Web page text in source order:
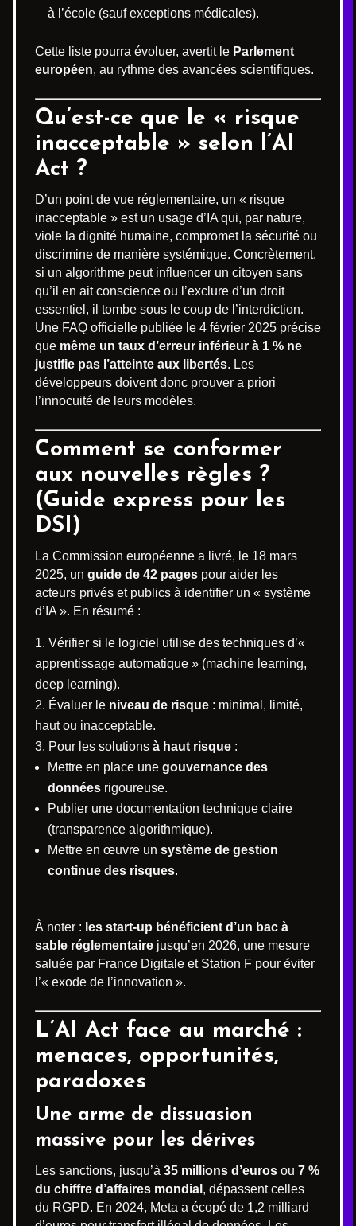
à l’école (sauf exceptions médicales).
Cette liste pourra évoluer, avertit le Parlement
européen, au rythme des avancées scientifiques.
Qu’est-ce que le « risque
inacceptable » selon l’AI
Act ?
D’un point de vue réglementaire, un « risque
inacceptable » est un usage d’IA qui, par nature,
viole la dignité humaine, compromet la sécurité ou
discrimine de manière systémique. Concrètement,
si un algorithme peut influencer un citoyen sans
qu’il en ait conscience ou l’exclure d’un droit
essentiel, il tombe sous le coup de l’interdiction.
Une FAQ officielle publiée le 4 février 2025 précise
que même un taux d’erreur inférieur à 1 % ne
justifie pas l’atteinte aux libertés. Les
développeurs doivent donc prouver a priori
l’innocuité de leurs modèles.
Comment se conformer
aux nouvelles règles ?
(Guide express pour les
DSI)
La Commission européenne a livré, le 18 mars
2025, un guide de 42 pages pour aider les
acteurs privés et publics à identifier un « système
d’IA ». En résumé :
Vérifier si le logiciel utilise des techniques d’«
apprentissage automatique » (machine learning,
deep learning).
Évaluer le niveau de risque : minimal, limité,
haut ou inacceptable.
Pour les solutions à haut risque :
Mettre en place une gouvernance des
données rigoureuse.
Publier une documentation technique claire
(transparence algorithmique).
Mettre en œuvre un système de gestion
continue des risques.
À noter : les start-up bénéficient d’un bac à
sable réglementaire jusqu’en 2026, une mesure
saluée par France Digitale et Station F pour éviter
l’« exode de l’innovation ».
L’AI Act face au marché :
menaces, opportunités,
paradoxes
Une arme de dissuasion
massive pour les dérives
Les sanctions, jusqu’à 35 millions d’euros ou 7 %
du chiffre d’affaires mondial , dépassent celles
du RGPD. En 2024, Meta a écopé de 1,2 milliard